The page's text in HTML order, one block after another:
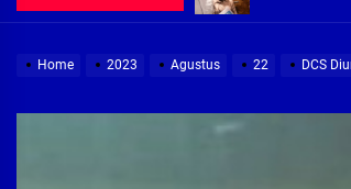
Home 2023 Agustus 22 DCS